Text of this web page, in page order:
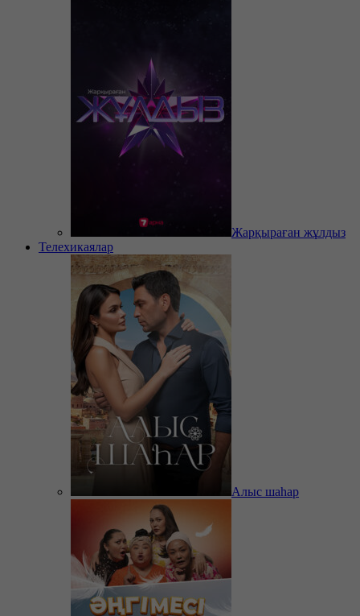
Жарқыраған жұлдыз
Телехикаялар
Алыс шаһар